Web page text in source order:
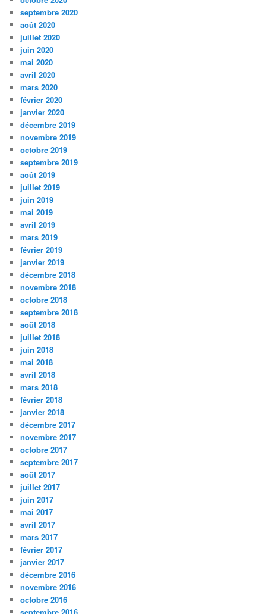
septembre 2020
août 2020
juillet 2020
juin 2020
mai 2020
avril 2020
mars 2020
février 2020
janvier 2020
décembre 2019
novembre 2019
octobre 2019
septembre 2019
août 2019
juillet 2019
juin 2019
mai 2019
avril 2019
mars 2019
février 2019
janvier 2019
décembre 2018
novembre 2018
octobre 2018
septembre 2018
août 2018
juillet 2018
juin 2018
mai 2018
avril 2018
mars 2018
février 2018
janvier 2018
décembre 2017
novembre 2017
octobre 2017
septembre 2017
août 2017
juillet 2017
juin 2017
mai 2017
avril 2017
mars 2017
février 2017
janvier 2017
décembre 2016
novembre 2016
octobre 2016